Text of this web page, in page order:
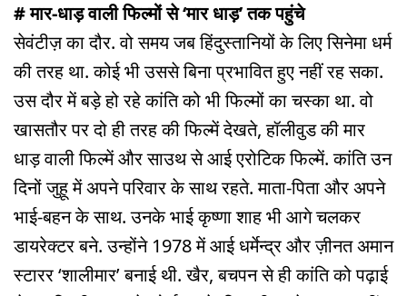
# मार-धाड़ वाली फिल्मों से ‘मार धाड़’ तक पहुंचे
सेवंटीज़ का दौर. वो समय जब हिंदुस्तानियों के लिए सिनेमा धर्म
की तरह था. कोई भी उससे बिना प्रभावित हुए नहीं रह सका.
उस दौर में बड़े हो रहे कांति को भी फिल्मों का चस्का था. वो
खासतौर पर दो ही तरह की फिल्में देखते, हॉलीवुड की मार
धाड़ वाली फिल्में और साउथ से आई एरोटिक फिल्में. कांति उन
दिनों जुहू में अपने परिवार के साथ रहते. माता-पिता और अपने
भाई-बहन के साथ. उनके भाई कृष्णा शाह भी आगे चलकर
डायरेक्टर बने. उन्होंने 1978 में आई धर्मेन्द्र और ज़ीनत अमान
स्टारर ‘शालीमार’ बनाई थी. खैर, बचपन से ही कांति को पढ़ाई